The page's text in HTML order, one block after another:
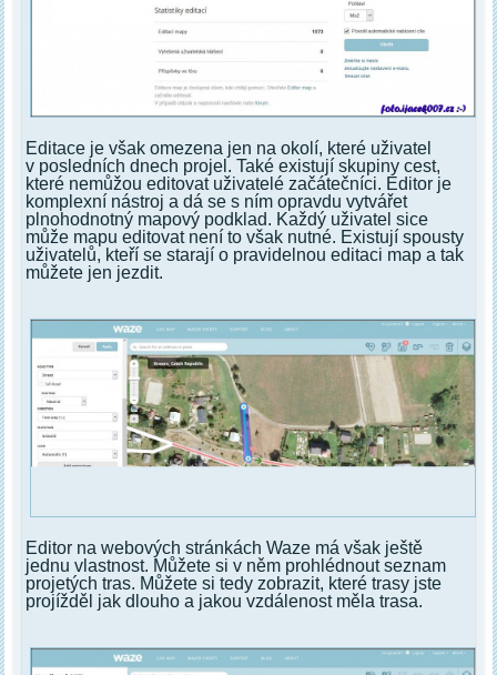
Editace je však omezena jen na okolí, které uživatel
v posledních dnech projel. Také existují skupiny cest,
které nemůžou editovat uživatelé začátečníci. Editor je
komplexní nástroj a dá se s ním opravdu vytvářet
plnohodnotný mapový podklad. Každý uživatel sice
může mapu editovat není to však nutné. Existují spousty
uživatelů, kteří se starají o pravidelnou editaci map a tak
můžete jen jezdit.
Editor na webových stránkách Waze má však ještě
jednu vlastnost. Můžete si v něm prohlédnout seznam
projetých tras. Můžete si tedy zobrazit, které trasy jste
projížděl jak dlouho a jakou vzdálenost měla trasa.